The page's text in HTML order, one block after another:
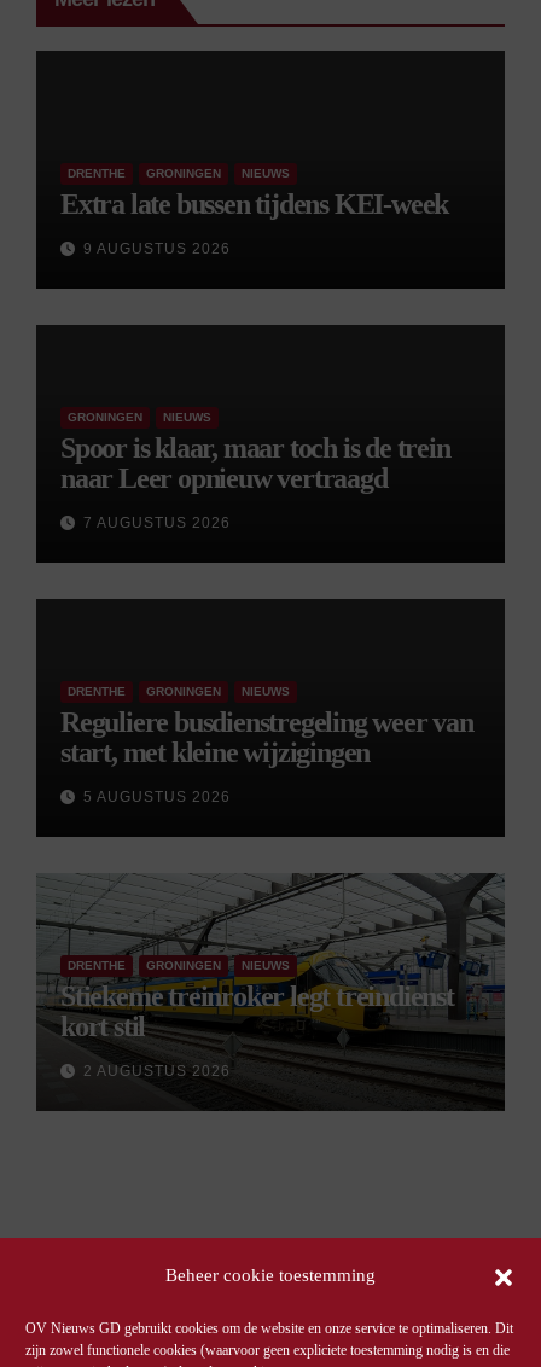
Beheer cookie toestemming
OV Nieuws GD gebruikt cookies om de website en onze service te optimaliseren. Dit
zijn zowel functionele cookies (waarvoor geen expliciete toestemming nodig is en die
DRENTHE GRONINGEN NIEUWS
Extra late bussen tijdens KEI-week
9 AUGUSTUS 2026
GRONINGEN NIEUWS
Spoor is klaar, maar toch is de trein
naar Leer opnieuw vertraagd
7 AUGUSTUS 2026
DRENTHE GRONINGEN NIEUWS
Reguliere busdienstregeling weer van
start, met kleine wijzigingen
5 AUGUSTUS 2026
DRENTHE GRONINGEN NIEUWS
Stiekeme treinroker legt treindienst
kort stil
2 AUGUSTUS 2026